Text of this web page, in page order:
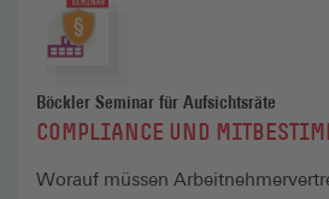
Böckler Seminar für Aufsichtsräte
COMPLIANCE UND
Worauf müssen